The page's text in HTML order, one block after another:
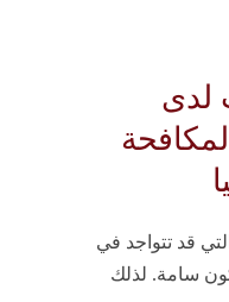
لدى
لمكافحة
قد تتواجد في
سامة. لذلك